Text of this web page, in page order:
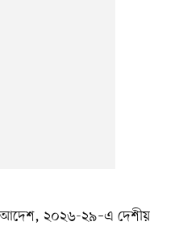
আদেশ, ২০২৬-২৯–এ দেশীয়